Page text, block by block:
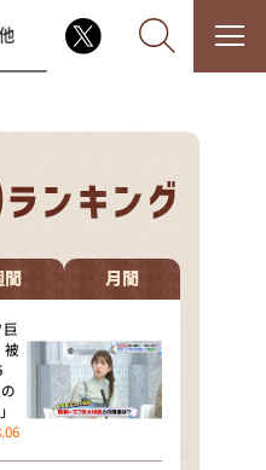
過ぎるTV
すけど・・・
ークバラエティ！
いたって真剣です
スクープ
間 月間
被